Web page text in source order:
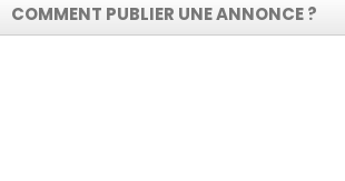
COMMENT PUBLIER UNE ANNONCE ?